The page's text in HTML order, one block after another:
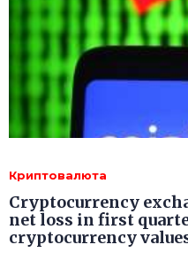
Криптовалюта
Cryptocurrency
net loss in first
cryptocurrency